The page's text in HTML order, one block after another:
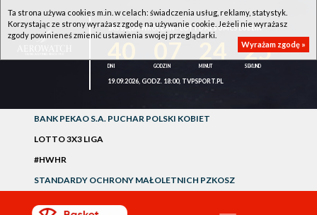
1KS ŚLĘZA WROCŁAW - LOTTO AZS UMCS LUBLIN
25
19.09.2026, GODZ. 18:00, TVPSPORT.PL
BANK PEKAO S.A. PUCHAR POLSKI KOBIET
LOTTO 3X3 LIGA
#HWHR
STANDARDY OCHRONY MAŁOLETNICH PZKOSZ
Ta strona używa cookies m.in. w celach: świadczenia usług, reklamy, statystyk.
Korzystając ze strony wyrażasz zgodę na używanie cookie. Jeżeli nie wyrażasz
zgody powinieneś zmienić ustawienia swojej przeglądarki.
Wyrażam zgodę »